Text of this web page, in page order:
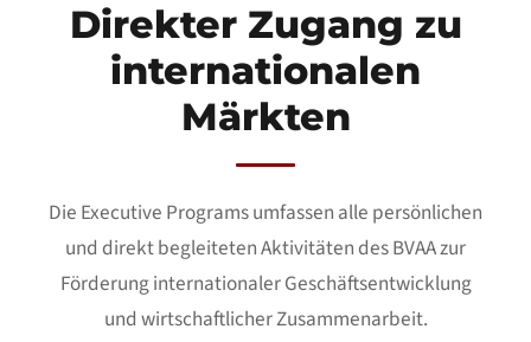
Direkter Zugang zu
internationalen
Märkten
Die Executive Programs umfassen alle persönlichen
und direkt begleiteten Aktivitäten des BVAA zur
Förderung internationaler Geschäftsentwicklung
und wirtschaftlicher Zusammenarbeit.